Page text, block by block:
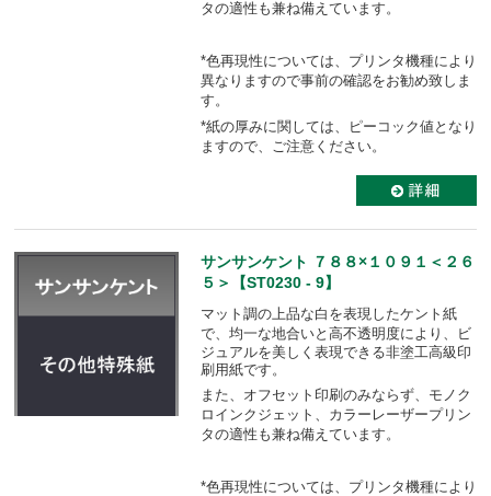
タの適性も兼ね備えています。
*色再現性については、プリンタ機種により
異なりますので事前の確認をお勧め致しま
す。
*紙の厚みに関しては、ピーコック値となり
ますので、ご注意ください。
サンサンケント ７８８×１０９１＜２６
５＞【ST0230 - 9】
マット調の上品な白を表現したケント紙
で、均一な地合いと高不透明度により、
ビ
ジュアルを美しく表現できる非塗工高級印
刷用紙です。
また、オフセット印刷のみならず、モノク
ロインクジェット、カラーレーザープリン
タの適性も兼ね備えています。
*色再現性については、プリンタ機種により